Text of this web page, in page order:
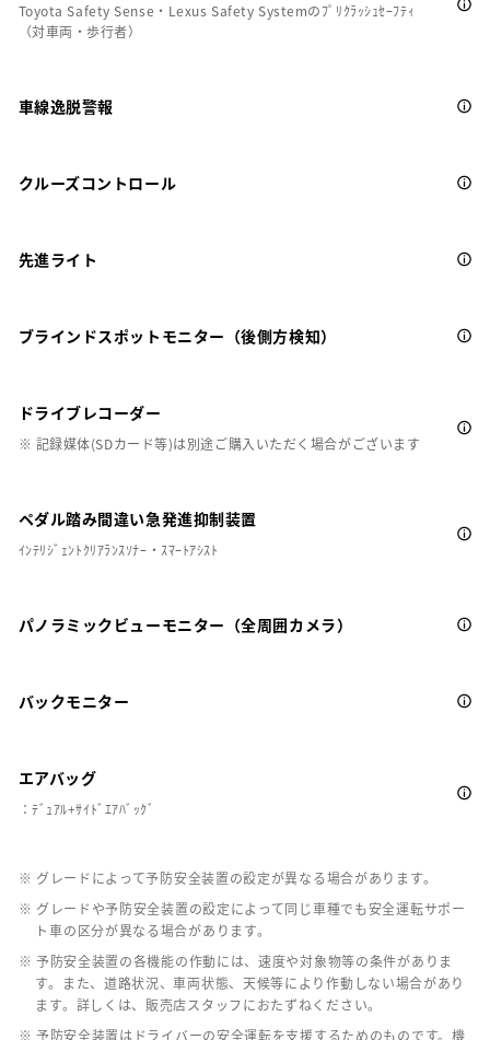
Toyota Safety Sense・Lexus Safety Systemのﾌﾟﾘｸﾗｯｼｭｾｰﾌﾃｨ
（対車両・歩行者）
車線逸脱警報
クルーズコントロール
先進ライト
ブラインドスポットモニター（後側方検知）
ドライブレコーダー
※ 記録媒体(SDカード等)は別途ご購入いただく場合がございます
ペダル踏み間違い急発進抑制装置
ｲﾝﾃﾘｼﾞｪﾝﾄｸﾘｱﾗﾝｽｿﾅｰ・ｽﾏｰﾄｱｼｽﾄ
パノラミックビューモニター（全周囲カメラ）
バックモニター
エアバッグ
：ﾃﾞｭｱﾙ+ｻｲﾄﾞｴｱﾊﾞｯｸﾞ
※ グレードによって予防安全装置の設定が異なる場合があります。
※ グレードや予防安全装置の設定によって同じ車種でも安全運転サポー
ト車の区分が異なる場合があります。
※ 予防安全装置の各機能の作動には、速度や対象物等の条件がありま
す。また、道路状況、車両状態、天候等により作動しない場合があり
ます。詳しくは、販売店スタッフにおたずねください。
※ 予防安全装置はドライバーの安全運転を支援するためのものです。機